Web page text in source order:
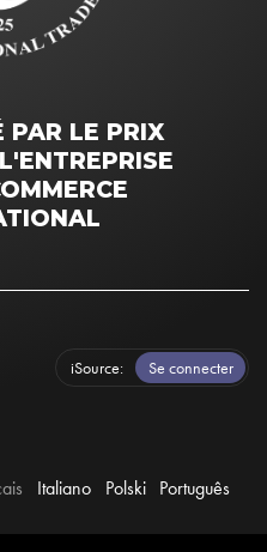
PAR LE PRIX
iSource Se connecter
Italiano Polski Português